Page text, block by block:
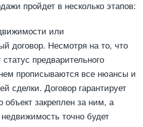
пройдет в несколько этапов:
или
договор. Несмотря на то, что
предварительного
прописываются все нюансы и
сделки. Договор гарантирует
объект закреплен за ним, а
точно будет